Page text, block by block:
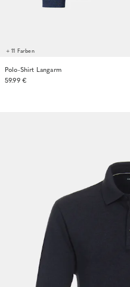
+ 11 Farben
Polo-Shirt Langarm
59.99 €